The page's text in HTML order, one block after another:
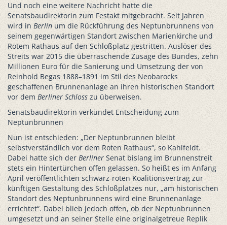
Und noch eine weitere Nachricht hatte die
Senatsbaudirektorin zum Festakt mitgebracht. Seit Jahren
wird in Berlin um die Rückführung des Neptunbrunnens von
seinem gegenwärtigen Standort zwischen Marienkirche und
Rotem Rathaus auf den Schloßplatz gestritten. Auslöser des
Streits war 2015 die überraschende Zusage des Bundes, zehn
Millionen Euro für die Sanierung und Umsetzung der von
Reinhold Begas 1888–1891 im Stil des Neobarocks
geschaffenen Brunnenanlage an ihren historischen Standort
vor dem Berliner Schloss zu überweisen.
Senatsbaudirektorin verkündet Entscheidung zum
Neptunbrunnen
Nun ist entschieden: „Der Neptunbrunnen bleibt
selbstverständlich vor dem Roten Rathaus“, so Kahlfeldt.
Dabei hatte sich der Berliner Senat bislang im Brunnenstreit
stets ein Hintertürchen offen gelassen. So heißt es im Anfang
April veröffentlichten schwarz-roten Koalitionsvertrag zur
künftigen Gestaltung des Schloßplatzes nur, „am historischen
Standort des Neptunbrunnens wird eine Brunnenanlage
errichtet“. Dabei blieb jedoch offen, ob der Neptunbrunnen
umgesetzt und an seiner Stelle eine originalgetreue Replik